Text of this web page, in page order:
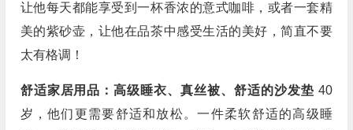
让他每天都能享受到一杯香浓的意式咖啡，或者一套精
美的紫砂壶，让他在品茶中感受生活的美好，简直不要
太有格调！
舒适家居用品：高级睡衣、真丝被、舒适的沙发垫 40
岁，他们更需要舒适和放松。一件柔软舒适的高级睡